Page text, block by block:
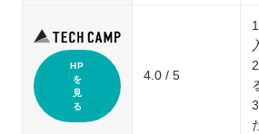
HP
を
見
る
4.0 / 5